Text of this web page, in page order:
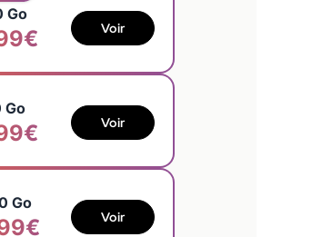
Go
Voir
Go
Voir
Go
Voir